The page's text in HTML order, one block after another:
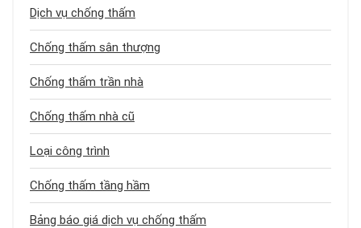
Dịch vụ chống thấm
Chống thấm sân thượng
Chống thấm trần nhà
Chống thấm nhà cũ
Loại công trình
Chống thấm tầng hầm
Bảng báo giá dịch vụ chống thấm